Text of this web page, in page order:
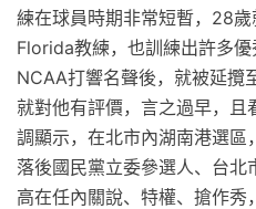
練在球員時期非常短暫，28
Florida教練，也訓練出許多
NCAA打響名聲後，就被延攬
就對他有評價，言之過早，且
調顯示，在北市內湖南港選
落後國民黨立委參選人、台
高在任內關說、特權、搶作秀